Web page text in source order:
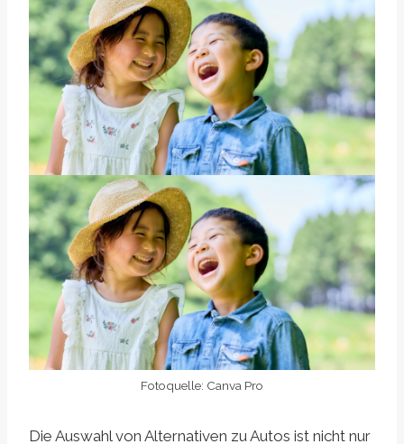
Fotoquelle: Canva Pro
Die Auswahl von Alternativen zu Autos ist nicht nur